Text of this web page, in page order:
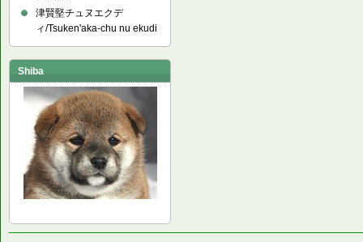
津賢堅チュヌエクデ
ィ/Tsuken'aka-chu nu ekudi
Shiba